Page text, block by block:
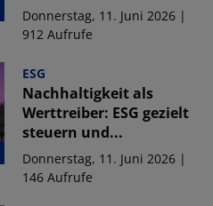
Donnerstag, 11. Juni 2026 |
912 Aufrufe
ESG
Nachhaltigkeit als
Werttreiber: ESG gezielt
steuern und...
Donnerstag, 11. Juni 2026 |
146 Aufrufe